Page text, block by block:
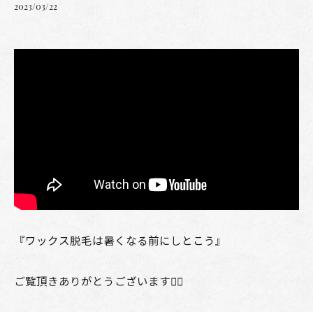
2023/03/22
『ワックス脱毛は暑くなる前にしとこう』
ご覧頂きありがとうございます🙇‍♂️